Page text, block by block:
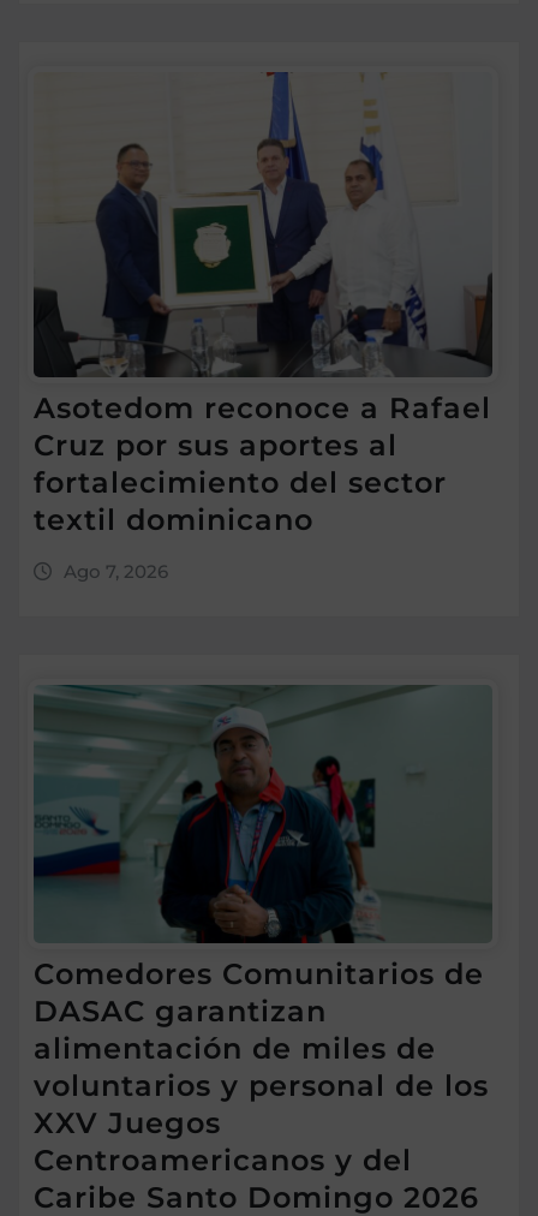
Asotedom reconoce a Rafael
Cruz por sus aportes al
fortalecimiento del sector
textil dominicano
Ago 7, 2026
Comedores Comunitarios de
DASAC garantizan
alimentación de miles de
voluntarios y personal de los
XXV Juegos
Centroamericanos y del
Caribe Santo Domingo 2026